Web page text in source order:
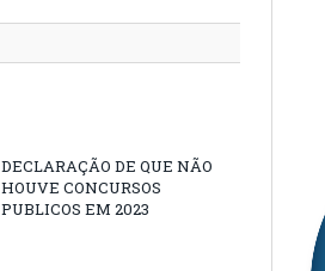
DECLARAÇÃO DE QUE NÃO
HOUVE CONCURSOS
PUBLICOS EM 2023